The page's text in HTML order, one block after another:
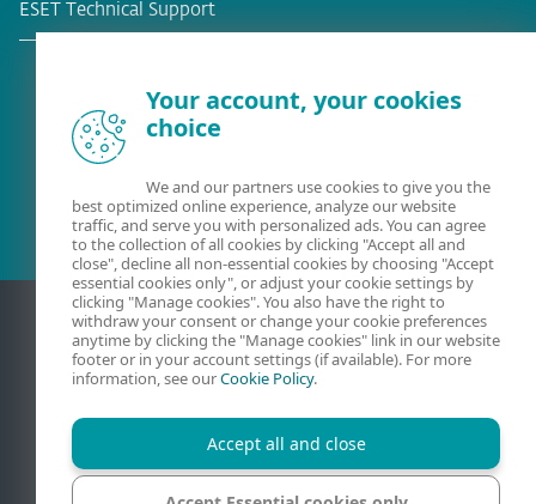
ESET Technical Support
Juridisk information
Your account, your cookies
choice
We and our partners use cookies to give you the
best optimized online experience, analyze our website
traffic, and serve you with personalized ads. You can agree
to the collection of all cookies by clicking "Accept all and
close", decline all non-essential cookies by choosing "Accept
essential cookies only", or adjust your cookie settings by
clicking "Manage cookies". You also have the right to
withdraw your consent or change your cookie preferences
anytime by clicking the "Manage cookies" link in our website
footer or in your account settings (if available). For more
information, see ourCookie Policy.
Accept all and close